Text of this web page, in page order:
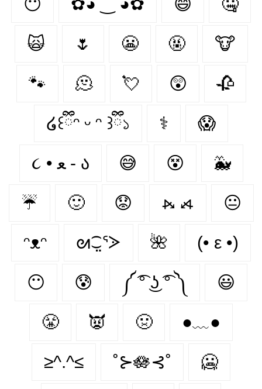
😶‍ ✿◕ ‿ ◕✿ 😄 🤐
🙀 🌷 😬 🤬 🐮
🐾 🫠 💘 😲 🥀
໒꒰ྀིᵔ ᵕ ᵔ ꒱ྀི১ ⚕ 😱
૮ • ﻌ - ა⁩ 😅 😵 🐳
☔ 🙂 😟 ⦮ ⦯ 😐
ᵔᴥᵔ ᘛ⁐̤ᕐᐷ 🌺 (• ε •)
😶 😰 ༼ ͡° ͜ʖ ͡° ༽ 😃
😤 👿 🤢 ●﹏●
≥^.^≤ ˚⊱🪷⊰˚ 🥶